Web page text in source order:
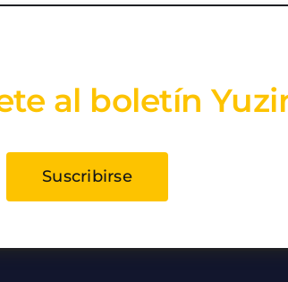
al boletín
Suscribirse